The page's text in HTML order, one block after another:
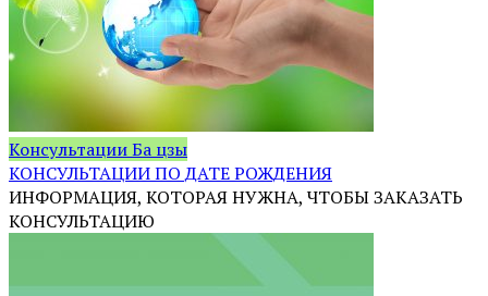
Консультации Ба цзы
КОНСУЛЬТАЦИИ ПО ДАТЕ РОЖДЕНИЯ
ИНФОРМАЦИЯ, КОТОРАЯ НУЖНА, ЧТОБЫ ЗАКАЗАТЬ
КОНСУЛЬТАЦИЮ